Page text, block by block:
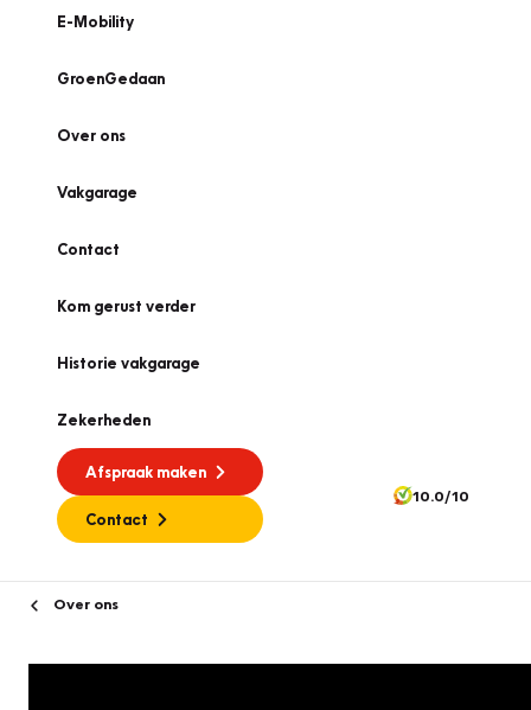
E-Mobility
GroenGedaan
Over ons
Vakgarage
Contact
Kom gerust verder
Historie vakgarage
Zekerheden
Afspraak maken
Contact
10.0/10
Over ons